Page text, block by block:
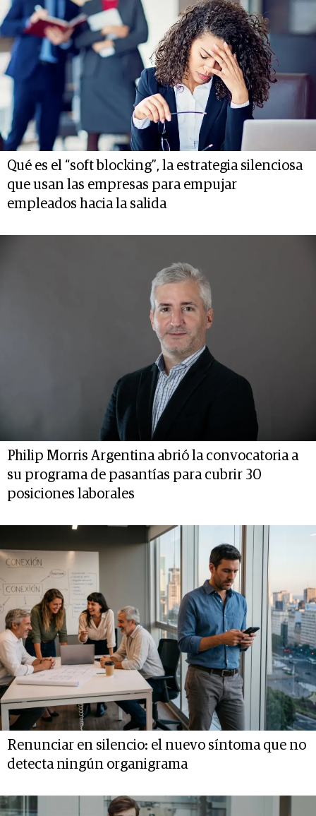
Qué es el “soft blocking”, la estrategia silenciosa
que usan las empresas para empujar
empleados hacia la salida
Philip Morris Argentina abrió la convocatoria a
su programa de pasantías para cubrir 30
posiciones laborales
Renunciar en silencio: el nuevo síntoma que no
detecta ningún organigrama